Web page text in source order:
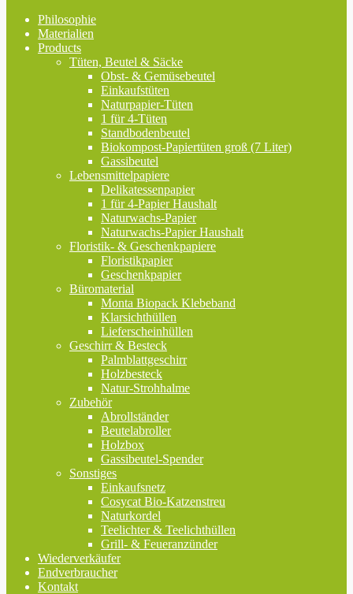
Philosophie
Materialien
Products
Tüten, Beutel & Säcke
Obst- & Gemüsebeutel
Einkaufstüten
Naturpapier-Tüten
1 für 4-Tüten
Standbodenbeutel
Biokompost-Papiertüten groß (7 Liter)
Gassibeutel
Lebensmittelpapiere
Delikatessenpapier
1 für 4-Papier Haushalt
Naturwachs-Papier
Naturwachs-Papier Haushalt
Floristik- & Geschenkpapiere
Floristikpapier
Geschenkpapier
Büromaterial
Monta Biopack Klebeband
Klarsichthüllen
Lieferscheinhüllen
Geschirr & Besteck
Palmblattgeschirr
Holzbesteck
Natur-Strohhalme
Zubehör
Abrollständer
Beutelabroller
Holzbox
Gassibeutel-Spender
Sonstiges
Einkaufsnetz
Cosycat Bio-Katzenstreu
Naturkordel
Teelichter & Teelichthüllen
Grill- & Feueranzünder
Wiederverkäufer
Endverbraucher
Kontakt